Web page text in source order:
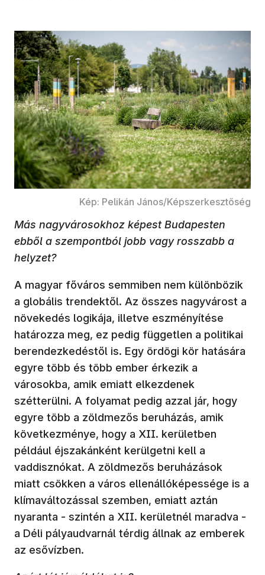
Kép: Pelikán János/Képszerkesztőség
Más nagyvárosokhoz képest Budapesten
ebből a szempontból jobb vagy rosszabb a
helyzet?
A magyar főváros semmiben nem különbözik
a globális trendektől. Az összes nagyvárost a
növekedés logikája, illetve eszményítése
határozza meg, ez pedig független a politikai
berendezkedéstől is. Egy ördögi kör hatására
egyre több és több ember érkezik a
városokba, amik emiatt elkezdenek
szétterülni. A folyamat pedig azzal jár, hogy
egyre több a zöldmezős beruházás, amik
következménye, hogy a XII. kerületben
például éjszakánként kerülgetni kell a
vaddisznókat. A zöldmezős beruházások
miatt csökken a város ellenállóképessége is a
klímaváltozással szemben, emiatt aztán
nyaranta - szintén a XII. kerületnél maradva -
a Déli pályaudvarnál térdig állnak az emberek
az esővízben.